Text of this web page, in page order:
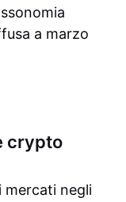
a marzo
crypto
mercati negli